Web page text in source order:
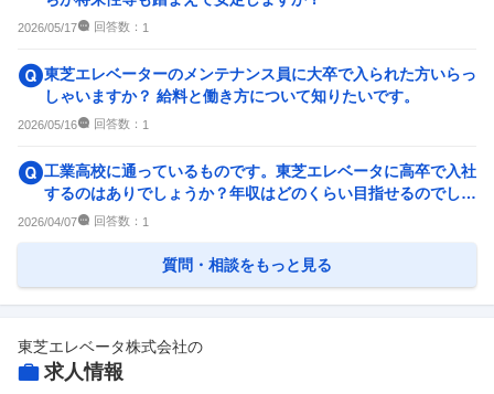
企業の選考に関するクチコミ
2 件 2 件
2026/05/17 回答数： 1
東芝エレベーターのメンテナンス員に大卒で入られた方いらっ
しゃいますか？ 給料と働き方について知りたいです。
2026/05/16 回答数： 1
工業高校に通っているものです。東芝エレベータに高卒で入社
するのはありでしょうか？年収はどのくらい目指せるのでしょ
うか？ できれば高卒で...
2026/04/07 回答数： 1
質問・相談をもっと見る
東芝エレベータ株式会社の
求人情報